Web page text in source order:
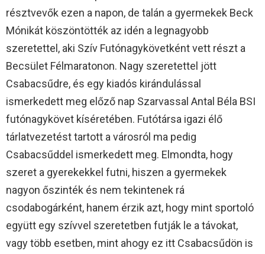
résztvevők ezen a napon, de talán a gyermekek Beck
Mónikát köszöntötték az idén a legnagyobb
szeretettel, aki Szív Futónagykövetként vett részt a
Becsület Félmaratonon. Nagy szeretettel jött
Csabacsűdre, és egy kiadós kirándulással
ismerkedett meg előző nap Szarvassal Antal Béla BSI
futónagykövet kíséretében. Futótársa igazi élő
tárlatvezetést tartott a városról ma pedig
Csabacsűddel ismerkedett meg. Elmondta, hogy
szeret a gyerekekkel futni, hiszen a gyermekek
nagyon őszinték és nem tekintenek rá
csodabogárként, hanem érzik azt, hogy mint sportoló
együtt egy szívvel szeretetben futják le a távokat,
vagy több esetben, mint ahogy ez itt Csabacsűdön is